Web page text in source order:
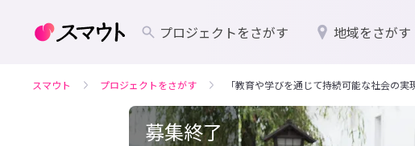
プロジェクトをさがす 地域をさがす
スマウト プロジェクトをさがす 「教育や学びを通じて持続可能な社会の
募集終了